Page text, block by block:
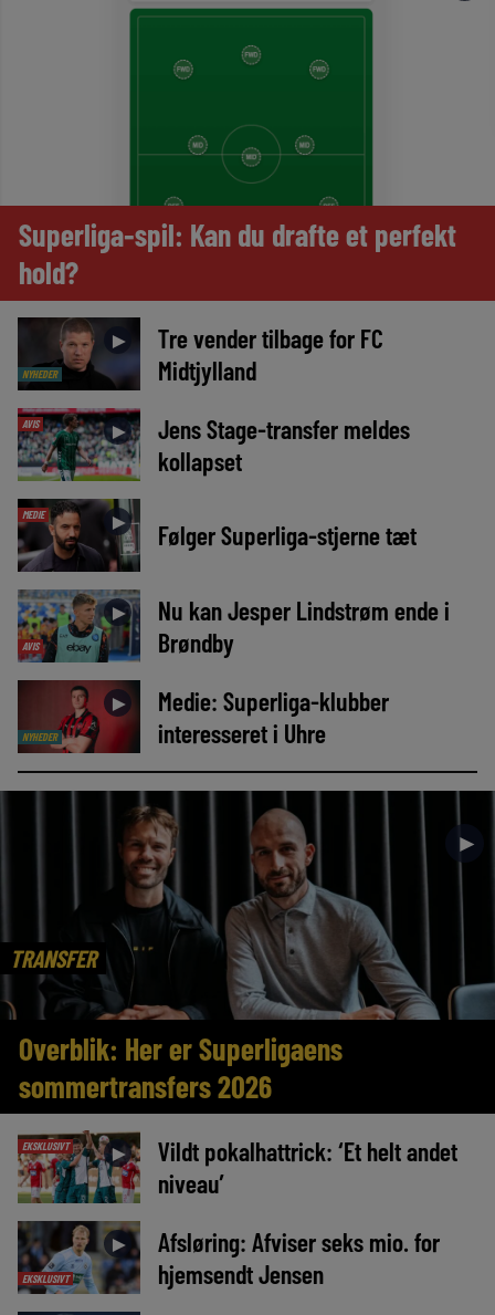
Superliga-spil: Kan du drafte et perfekt
hold?
NYHEDER
►
Tre vender tilbage for FC
Midtjylland
AVIS ►
Jens Stage-transfer meldes
kollapset
MEDIE ► Følger Superliga-stjerne tæt
AVIS
►
Nu kan Jesper Lindstrøm ende i
Brøndby
NYHEDER
►
Medie: Superliga-klubber
interesseret i Uhre
TRANSFER
►
Overblik: Her er Superligaens
sommertransfers 2026
EKSKLUSIVT ►
Vildt pokalhattrick: ‘Et helt andet
niveau’
EKSKLUSIVT
►
Afsløring: Afviser seks mio. for
hjemsendt Jensen